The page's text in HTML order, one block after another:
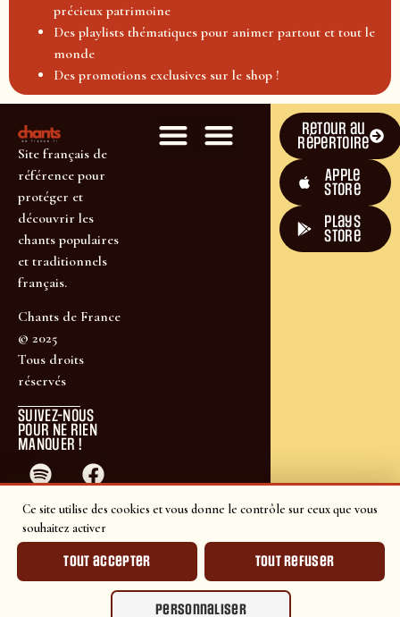
Ce site utilise des cookies et vous donne le contrôle sur ceux que vous
souhaitez activer
Tout accepter Tout refuser
Personnaliser
précieux patrimoine
Des playlists thématiques pour animer partout et tout le
monde
Des promotions exclusives sur le shop !
Site français de
référence pour
protéger et
découvrir les
chants populaires
et traditionnels
français.
Chants de France
© 2025
Tous droits
réservés
SUIVEZ-NOUS
POUR NE RIEN
MANQUER !
Retour au
répertoire
Apple
Store
plays
store